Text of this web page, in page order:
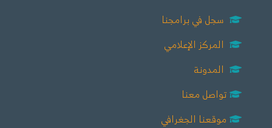
سجل في برامجنا
المركز الإعلامي
المدونة
تواصل معنا
موقعنا الجغرافي